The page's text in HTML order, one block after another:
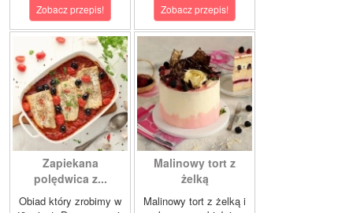
Zobacz przepis! Zobacz przepis!
Zapiekana
polędwica z...
Obiad który zrobimy w
Malinowy tort z
żelką
Malinowy tort z żelką i